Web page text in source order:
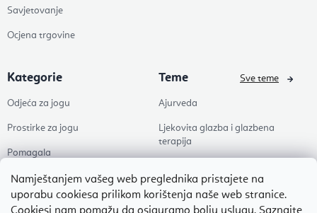
Namještanjem vašeg web preglednika pristajete na
uporabu cookiesa prilikom korištenja naše web stranice.
Savjetovanje
Ocjena trgovine
Kategorie
Odjeća za jogu
Prostirke za jogu
Pomagala
Zdravlje
Dodaci
Teme
Ajurveda
Ljekovita glazba i glazbena
terapija
Pilates
Sve teme